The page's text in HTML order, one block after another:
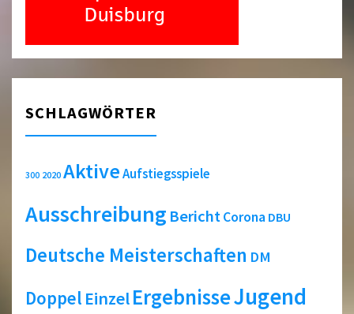
SCHLAGWÖRTER
300 2020 AktiveAufstiegsspiele
Ausschreibung BerichtCorona DBU
Deutsche Meisterschaften DM
Doppel EinzelErgebnisseJugend